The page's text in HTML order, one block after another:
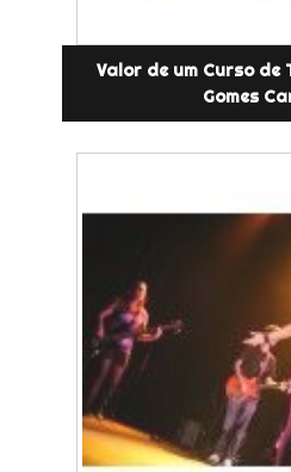
Valor de um Curso de
Gomes